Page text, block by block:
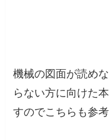
機械の図面が読め
らない方に向けた
すのでこちらも参